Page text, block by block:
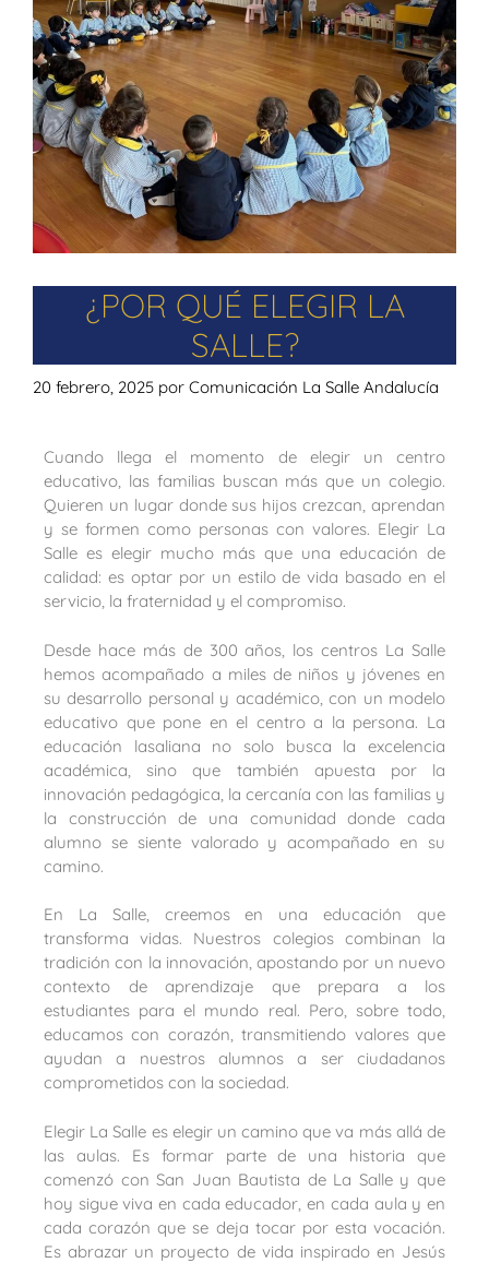
¿POR QUÉ ELEGIR LA
SALLE?
20 febrero, 2025 por Comunicación La Salle Andalucía
Cuando llega el momento de elegir un centro
educativo, las familias buscan más que un colegio.
Quieren un lugar donde sus hijos crezcan, aprendan
y se formen como personas con valores. Elegir La
Salle es elegir mucho más que una educación de
calidad: es optar por un estilo de vida basado en el
servicio, la fraternidad y el compromiso.
Desde hace más de 300 años, los centros La Salle
hemos acompañado a miles de niños y jóvenes en
su desarrollo personal y académico, con un modelo
educativo que pone en el centro a la persona. La
educación lasaliana no solo busca la excelencia
académica, sino que también apuesta por la
innovación pedagógica, la cercanía con las familias y
la construcción de una comunidad donde cada
alumno se siente valorado y acompañado en su
camino.
En La Salle, creemos en una educación que
transforma vidas. Nuestros colegios combinan la
tradición con la innovación, apostando por un nuevo
contexto de aprendizaje que prepara a los
estudiantes para el mundo real. Pero, sobre todo,
educamos con corazón, transmitiendo valores que
ayudan a nuestros alumnos a ser ciudadanos
comprometidos con la sociedad.
Elegir La Salle es elegir un camino que va más allá de
las aulas. Es formar parte de una historia que
comenzó con San Juan Bautista de La Salle y que
hoy sigue viva en cada educador, en cada aula y en
cada corazón que se deja tocar por esta vocación.
Es abrazar un proyecto de vida inspirado en Jesús